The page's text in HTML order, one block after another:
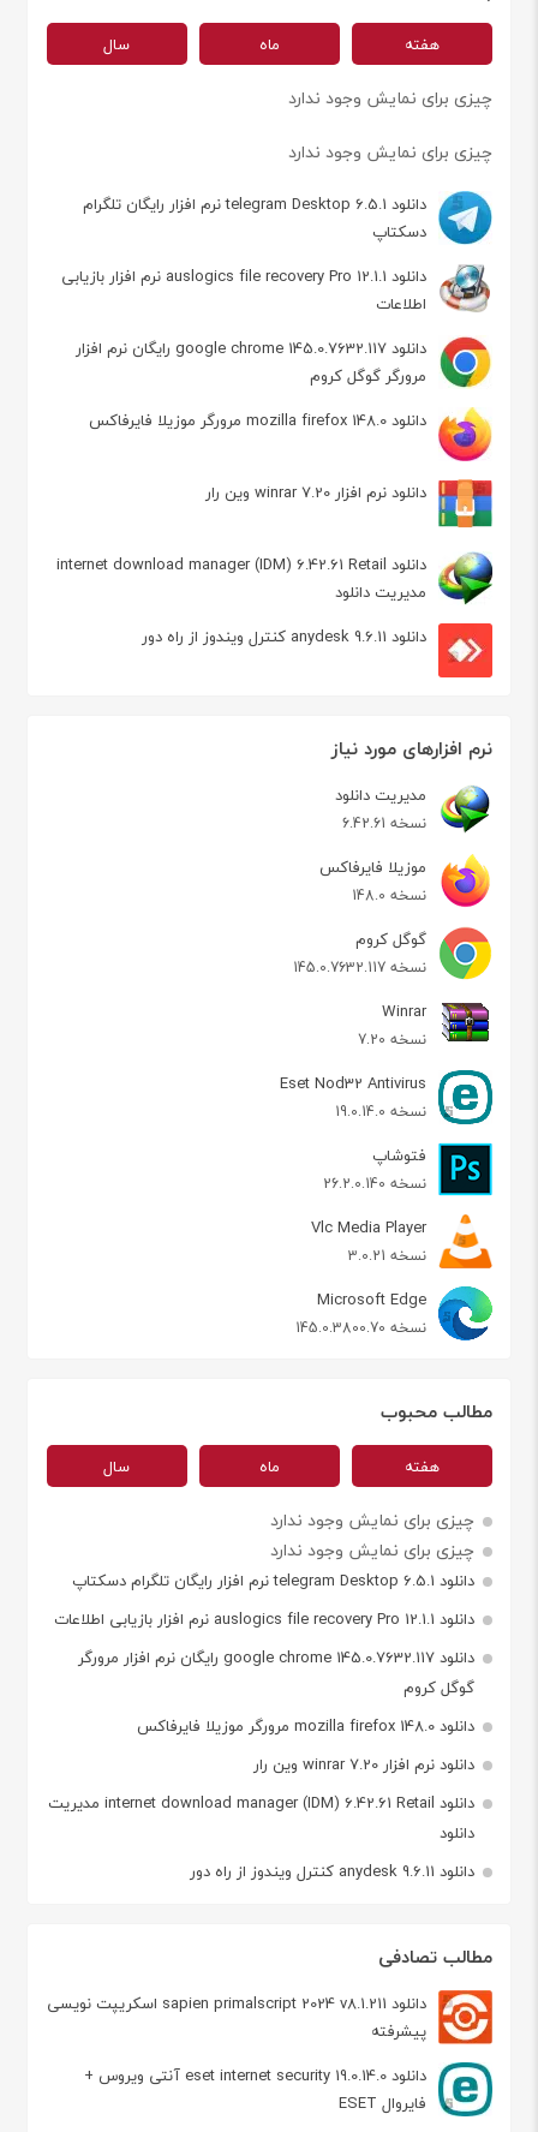
هفته ماه سال
چیزی برای نمایش وجود ندارد
چیزی برای نمایش وجود ندارد
دانلود telegram Desktop 6.5.1 نرم افزار رایگان تلگرام
دسکتاپ
دانلود auslogics file recovery Pro 12.1.1 نرم افزار بازیابی
اطلاعات
دانلود google chrome 145.0.7632.117 رایگان نرم افزار
مرورگر گوگل کروم
دانلود mozilla firefox 148.0 مرورگر موزیلا فایرفاکس
دانلود نرم افزار winrar 7.20 وین رار
دانلود internet download manager (IDM) 6.42.61 Retail
مدیریت دانلود
دانلود anydesk 9.6.11 کنترل ویندوز از راه دور
نرم افزارهای مورد نیاز
مدیریت دانلود
نسخه 6.42.61
موزیلا فایرفاکس
نسخه 148.0
گوگل کروم
نسخه 145.0.7632.117
Winrar
نسخه 7.20
Eset Nod32 Antivirus
نسخه 19.0.14.0
فتوشاپ
نسخه 26.2.0.140
Vlc Media Player
نسخه 3.0.21
Microsoft Edge
نسخه 145.0.3800.70
مطالب محبوب
هفته ماه سال
چیزی برای نمایش وجود ندارد
چیزی برای نمایش وجود ندارد
دانلود telegram Desktop 6.5.1 نرم افزار رایگان تلگرام دسکتاپ
دانلود auslogics file recovery Pro 12.1.1 نرم افزار بازیابی اطلاعات
دانلود google chrome 145.0.7632.117 رایگان نرم افزار مرورگر
گوگل کروم
دانلود mozilla firefox 148.0 مرورگر موزیلا فایرفاکس
دانلود نرم افزار winrar 7.20 وین رار
دانلود internet download manager (IDM) 6.42.61 Retail مدیریت
دانلود
دانلود anydesk 9.6.11 کنترل ویندوز از راه دور
مطالب تصادفی
دانلود sapien primalscript 2024 v8.1.211 اسکریپت نویسی
پیشرفته
دانلود eset internet security 19.0.14.0 آنتی ویروس +
فایروال ESET